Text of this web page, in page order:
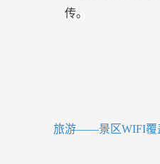
传。
旅游——景区WIFI覆